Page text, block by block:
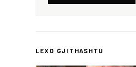
LEXO GJITHASHTU